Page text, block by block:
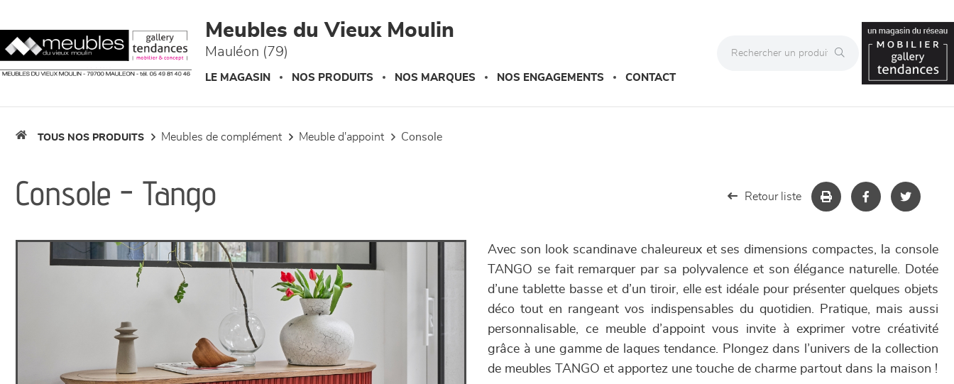
Meubles du Vieux Moulin
Mauléon (79)
LE MAGASIN NOS PRODUITS NOS MARQUES NOS ENGAGEMENTS CONTACT
TOUS NOS PRODUITS meubles de complément meuble d'appoint console
Console - Tango Retour liste
Avec son look scandinave chaleureux et ses dimensions compactes, la console
TANGO se fait remarquer par sa polyvalence et son élégance naturelle. Dotée
d’une tablette basse et d’un tiroir, elle est idéale pour présenter quelques objets
déco tout en rangeant vos indispensables du quotidien. Pratique, mais aussi
personnalisable, ce meuble d’appoint vous invite à exprimer votre créativité
grâce à une gamme de laques tendance. Plongez dans l’univers de la collection
de meubles TANGO et apportez une touche de charme partout dans la maison !